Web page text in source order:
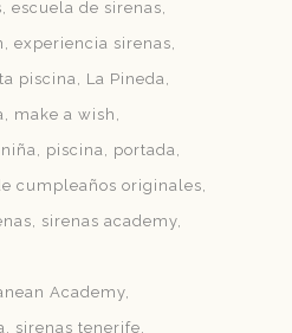
escuela de sirenas
experiencia sirenas
piscina
La Pineda
make a wish
niña piscina
portada
cumpleaños originales
sirenas academy
Academy
sirenas tenerife